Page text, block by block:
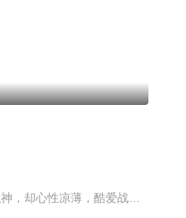
【内容简介】神诞生后，便有了五洲，仁慈的神赋予了五洲智慧，从此便有了人。但人形似神，却心性凉薄，酷爱战争，尔虞我诈，争权夺势，这次的故事便发生在中平神洲的一个偏远村落，在血与火的洗礼中，一个佣兵少年悄悄成长，成为了搅动神州风云的关键棋子……